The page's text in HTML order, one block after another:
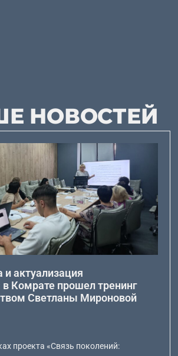
НОВОСТЕЙ
актуализация
Комрате прошел тренинг
Светланы Мироновой
проекта «Связь поколений: